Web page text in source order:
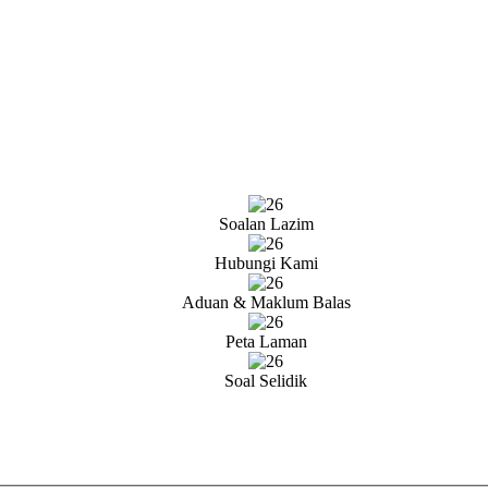
Soalan Lazim
Hubungi Kami
Aduan & Maklum Balas
Peta Laman
Soal Selidik